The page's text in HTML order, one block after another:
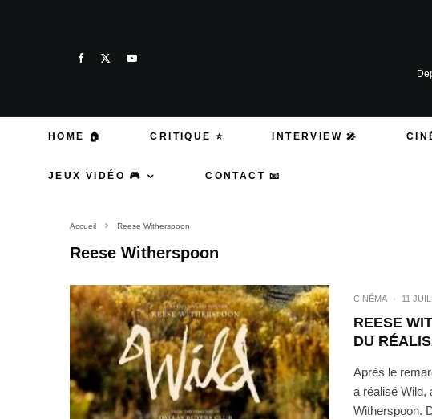
HOME 🏠 CRITIQUE ⭐ INTERVIEW 🎤
JEUX VIDÉO 🎮 CONTACT 📧
Accueil Reese Witherspoon
Reese Witherspoon
CINÉMA · 11
REESE
DU
Après le
a réalisé Wild,
Witherspoon.